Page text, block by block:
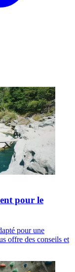
pour le
pour une
offre des conseils et